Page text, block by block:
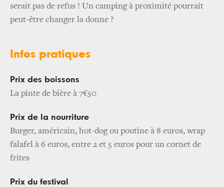
serait pas de refus ! Un camping à proximité pourrait
peut-être changer la donne ?
Infos pratiques
Prix des boissons
La pinte de bière à 7€50
Prix de la nourriture
Burger, américain, hot-dog ou poutine à 8 euros, wrap
falafel à 6 euros, entre 2 et 5 euros pour un cornet de
frites
Prix du festival